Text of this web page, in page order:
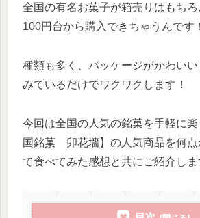
全国の有名お菓子が箱売りはもち
100円台から購入できちゃうんです！
種類も多く、パッケージがかわい
みているだけでワクワクします！
今回は全国の人気の銘菓を手軽に
国銘菓 卯花墻】の人気商品を何点
て食べてみた感想と共にご紹介しま